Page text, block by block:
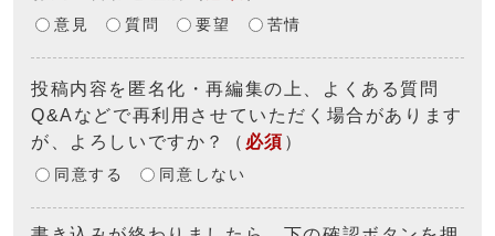
意見 質問 要望 苦情
投稿内容を匿名化・再編集の上、よくある質問
Q&Aなどで再利用させていただく場合があります
が、よろしいですか？
（ 必須 ）
同意する 同意しない